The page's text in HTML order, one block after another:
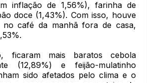
inflação de 1,56%), farinha de
doce (1,43%). Com isso, houve
no café da manhã fora de casa,
ficaram mais baratos cebola
(12,89%) e feijão-mulatinho
sido afetados pelo clima e o